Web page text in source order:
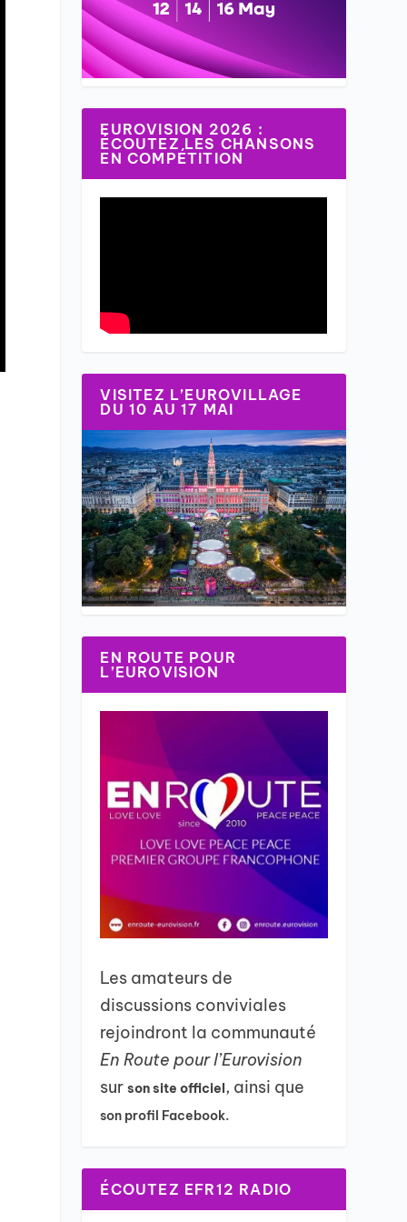
EUROVISION 2026 :
ÉCOUTEZ LES CHANSONS
EN COMPÉTITION
VISITEZ L’EUROVILLAGE
DU 10 AU 17 MAI
EN ROUTE POUR
L’EUROVISION
Les amateurs de
discussions conviviales
rejoindront la communauté
En Route pour l’Eurovision
surson site officiel, ainsi que
son profil Facebook.
ÉCOUTEZ EFR12 RADIO